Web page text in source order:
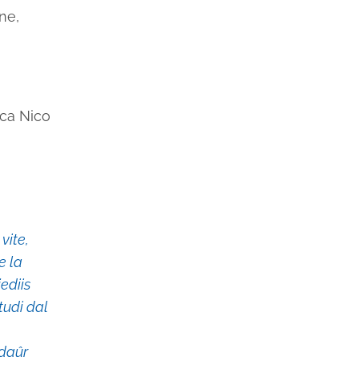
Nico
la
dal